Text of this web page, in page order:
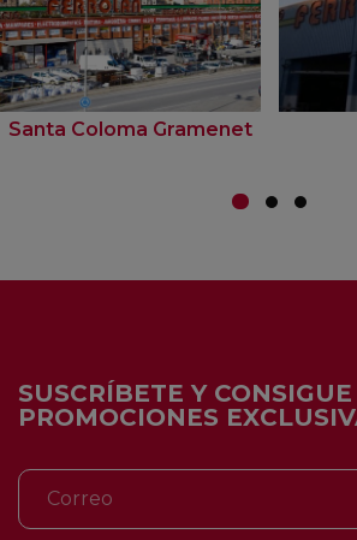
Santa Coloma Gramenet
SUSCRÍBETE Y CONSIGUE
PROMOCIONES